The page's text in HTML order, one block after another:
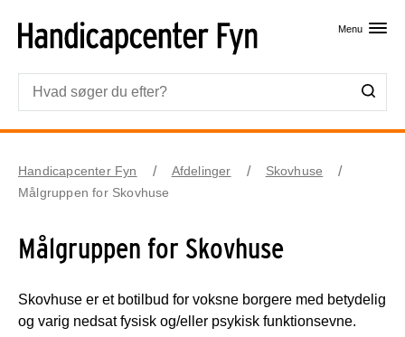
Menu
Handicapcenter Fyn Afdelinger
Skovhuse
Målgruppen for Skovhuse
Målgruppen for Skovhuse
Skovhuse er et botilbud for voksne borgere med betydelig
og varig nedsat fysisk og/eller psykisk funktionsevne.